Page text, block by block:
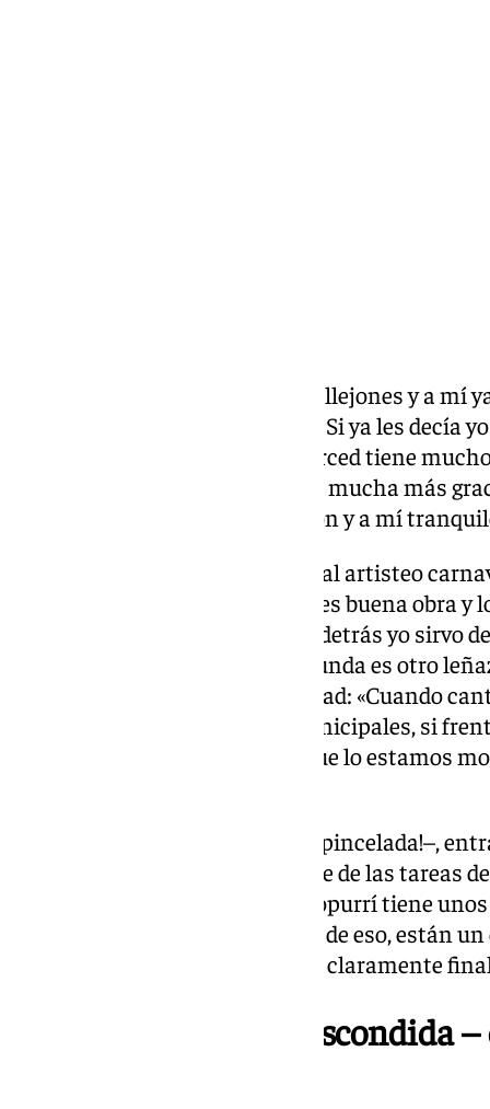
«Murgas y comparsas por los callejones y a mí
Han cambiado la presentación. Si ya les decía
esa estatua de Picasso de la Merced tiene
carnaval parece que no les hace mucha más
pero a la Plaza de la Constitución y a mí
La primera copla es una crítica al artisteo
farzerío totá–: «Otros me dicen es buena obra
cara, y hasta me abrazan, y por detrás yo sirvo
obra en una caricatura». La segunda es otro
se le tiene al carnaval en la ciudad: «Cuando
no te vayan a denunciar los municipales, si
sale el dueño y nos recrimina que lo estamos
Los cuplés, ambos al tipo –¡qué pincelada!–,
uno a los trucos para deshacerse de las tareas
artistas. La idea es buena y el popurrí tiene
público se parta de risa. A pesar de eso, están
letras como en ejecución, de las claramente
Albarracín, la aldea escondida